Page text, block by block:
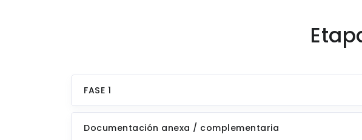
FASE 1
Documentación anexa / complementaria